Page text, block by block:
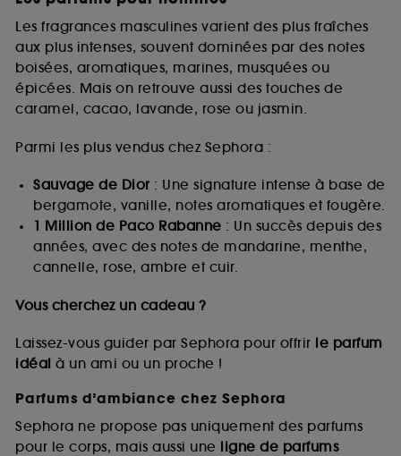
Les fragrances masculines varient des plus fraîches
aux plus intenses, souvent dominées par des notes
boisées, aromatiques, marines, musquées ou
épicées. Mais on retrouve aussi des touches de
caramel, cacao, lavande, rose ou jasmin.
Parmi les plus vendus chez Sephora :
Sauvage de Dior: Une signature intense à base de
bergamote, vanille, notes aromatiques et fougère.
1 Million de Paco Rabanne : Un succès depuis des
années, avec des notes de mandarine, menthe,
cannelle, rose, ambre et cuir.
Vous cherchez un cadeau ?
Laissez-vous guider par Sephora pour offrir le parfum
idéal à un ami ou un proche !
Parfums d’ambiance chez Sephora
Sephora ne propose pas uniquement des parfums
pour le corps, mais aussi une ligne de parfums